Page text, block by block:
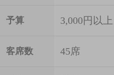
予算 3,000円以
客席数 45席